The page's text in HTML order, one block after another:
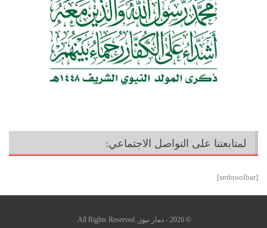
لمتابعتنا على التواصل الاجتماعي:
[smbtoolbar]
© 2026 - ذمار نيوز. All Rights Reserved.